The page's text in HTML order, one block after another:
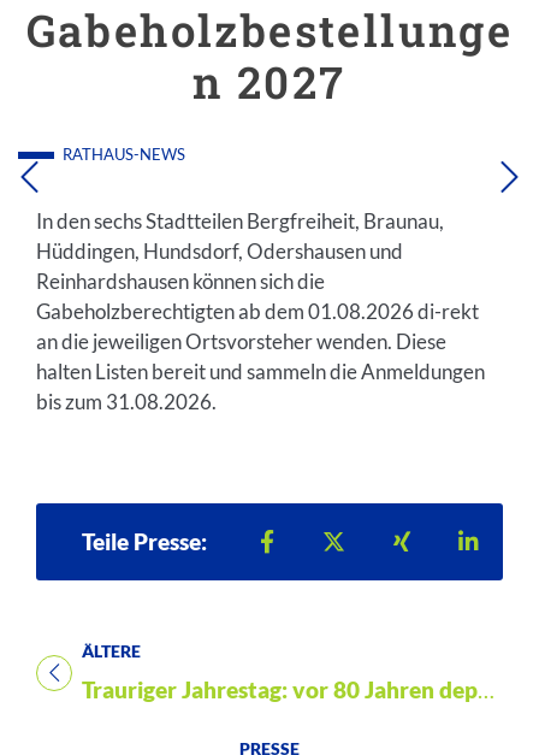
Gabeholzbestellunge
n 2027
RATHAUS-NEWS
In den sechs Stadtteilen Bergfreiheit, Braunau,
Hüddingen, Hundsdorf, Odershausen und
Reinhardshausen können sich die
Gabeholzberechtigten ab dem 01.08.2026 di-rekt
an die jeweiligen Ortsvorsteher wenden. Diese
halten Listen bereit und sammeln die Anmeldungen
bis zum 31.08.2026.
Teile Presse: Teilen auf Facebook
Teilen auf X
Teilen auf
ÄLTERE
Titel für Presse
Trauriger Jahrestag: vor 80 Jahren deportierte man auch die Wildunger Juden nach Theresienstadt.
PRESSE